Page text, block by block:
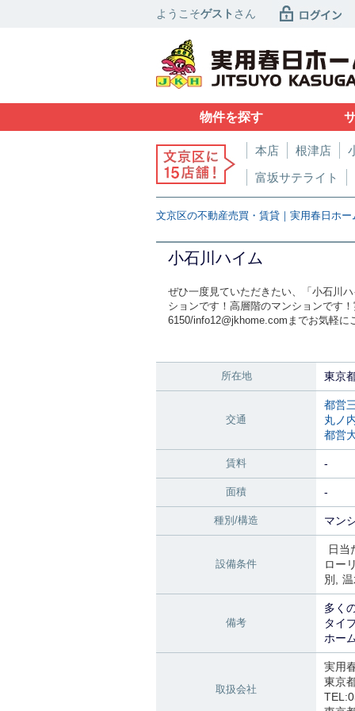
ようこそゲスト さん
物件を探す
本店 根津店
富坂サテライト
文京区の不動産売買・賃貸｜実用春日ホー
小石川ハイム
ぜひ一度見ていただきたい、「小石川
ションです！高層階のマンションです
6150/info12@jkhome.comまでお気軽に
所在地 東京
交通
都営
丸ノ
都営
賃料 -
面積 -
種別/構造 マン
設備条件
日当
ロー
別
備考
多く
タイ
ホー
取扱会社
実用
東京